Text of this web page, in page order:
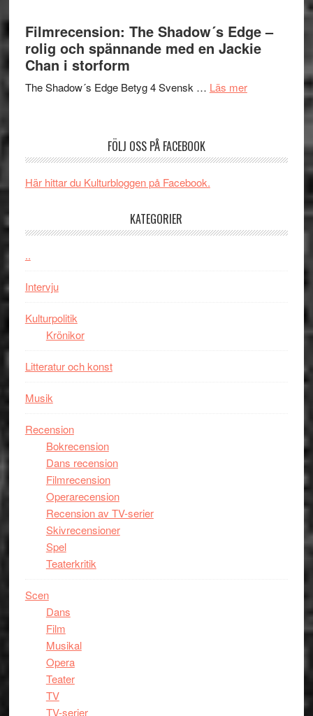
Pöntinen
avslutar
Scensommar
in
till
Filmrecension: The Shadow´s Edge –
rolig och spännande med en Jackie
Chan i storform
The Shadow´s Edge Betyg 4 Svensk … Läs merom
spännande
FÖLJ OSS PÅ FACEBOOK
Här hittar du Kulturbloggen på Facebook.
KATEGORIER
..
Intervju
Kulturpolitik
Krönikor
Litteratur och konst
Musik
Recension
Bokrecension
Dans recension
Filmrecension
Operarecension
Recension av TV-serier
Skivrecensioner
Spel
Teaterkritik
Scen
Dans
Film
Musikal
Opera
Teater
TV
TV-serier